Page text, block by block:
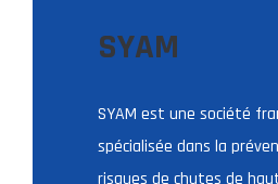
SYAM
SYAM est une société
spécialisée dans la
risques de chutes de